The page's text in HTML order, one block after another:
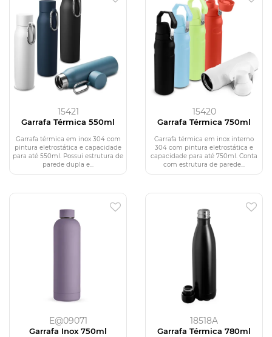
15421
Garrafa Térmica 550ml
Garrafa térmica em inox 304 com
pintura eletrostática e capacidade
para até 550ml. Possui estrutura de
parede dupla e...
15420
Garrafa Térmica 750ml
Garrafa térmica em inox interno
304 com pintura eletrostática e
capacidade para até 750ml. Conta
com estrutura de parede...
E@09071
Garrafa Inox 750ml
18518A
Garrafa Térmica 780ml